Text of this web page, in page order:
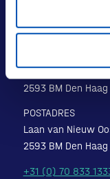
Laan van Nieuw
2593 BM Den Haag
POSTADRES
Laan van Nieuw
2593 BM Den Haag
+31 (0) 70 833